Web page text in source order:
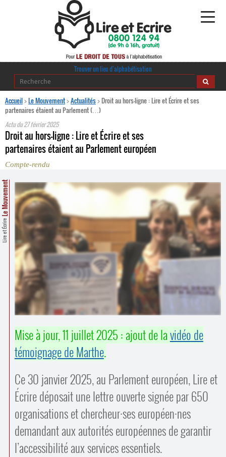
Alphabétisation
Agir pour l’alpha
·
journaldelalpha.be
Comprendre et parler
Bienvenue en Belgique
Espace presse
Contacts
Trouver un lieu d’alphabétisation
Trouver un lieu d’alphabétisation
Accueil>Le Mouvement>Actualités>Droit au hors-ligne : Lire et Écrire et ses
partenaires étaient au Parlement (…)
Actu du27 février 2025
Droit au hors-ligne : Lire et Écrire et ses
partenaires étaient au Parlement européen
Compte-rendu
Lire et Écrire
Le Mouvement
Mise à jour, 11 juillet 2025 : ajout de lavidéo de
témoignage de Marthe.
Ce 30 janvier 2025, au Parlement européen, Lire et
Écrire déposait une lettre ouverte signée par 650
organisations et chercheur·ses européen·nes
demandant aux autorités européennes de garantir
l’accessibilité aux services essentiels.